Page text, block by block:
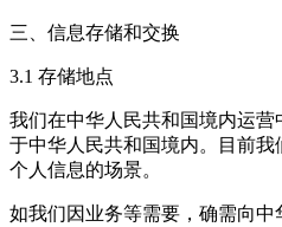
三、信息存储和交换
3.1 存储地点
我们在中华人民共和国境内运
于中华人民共和国境内。目前
个人信息的场景。
如我们因业务等需要，确需向